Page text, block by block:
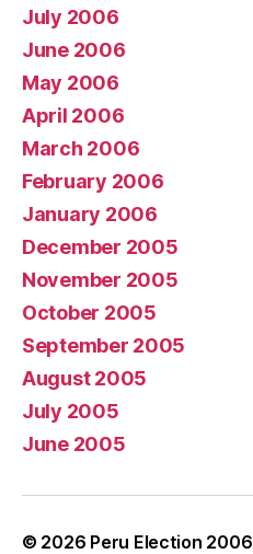
July 2006
June 2006
May 2006
April 2006
March 2006
February 2006
January 2006
December 2005
November 2005
October 2005
September 2005
August 2005
July 2005
June 2005
© 2026 Peru Election 2006